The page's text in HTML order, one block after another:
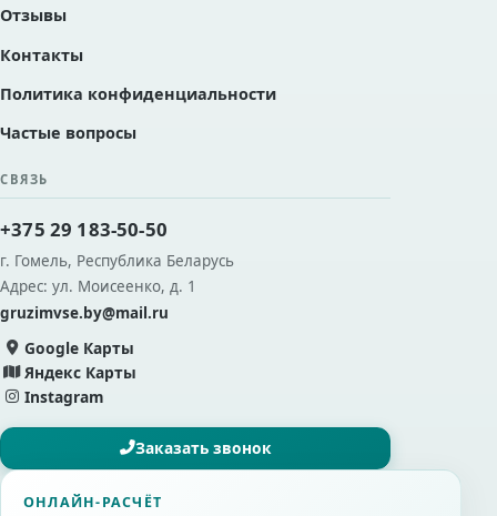
Отзывы
Контакты
Политика конфиденциальности
Частые вопросы
СВЯЗЬ
+375 29 183-50-50
г. Гомель, Республика Беларусь
Адрес: ул. Моисеенко, д. 1
gruzimvse.by@mail.ru
Google Карты
Яндекс Карты
Instagram
Заказать звонок
ОНЛАЙН-РАСЧЁТ